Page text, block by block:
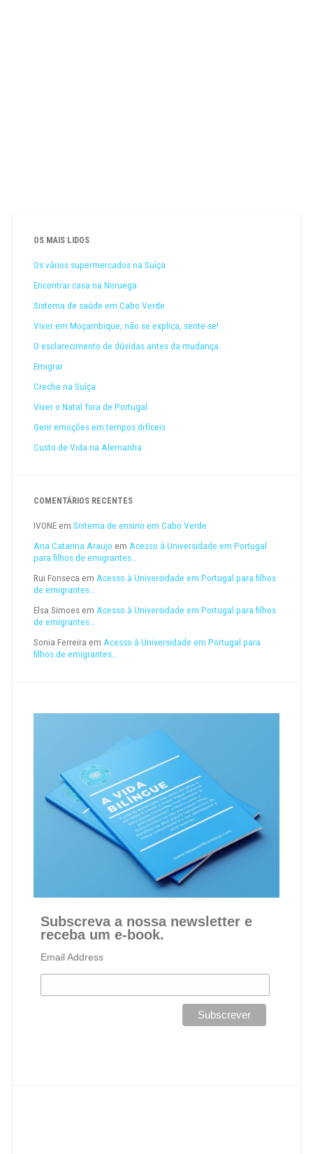
OS MAIS LIDOS
Os vários supermercados na Suíça
Encontrar casa na Noruega
Sistema de saúde em Cabo Verde
Viver em Moçambique, não se explica, sente-se!
O esclarecimento de dúvidas antes da mudança.
Emigrar
Creche na Suíça
Viver o Natal fora de Portugal
Gerir emoções em tempos difíceis
Custo de Vida na Alemanha
COMENTÁRIOS RECENTES
IVONEem Sistema de ensino em Cabo Verde
Ana Catarina Araujo em Acesso à Universidade em Portugal
para filhos de emigrantes…
Rui Fonseca em Acesso à Universidade em Portugal para filhos
de emigrantes…
Elsa Simoesem Acesso à Universidade em Portugal para filhos
de emigrantes…
Sonia Ferreira em Acesso à Universidade em Portugal para
filhos de emigrantes…
Subscreva a nossa newsletter e
receba um e-book.
Email Address